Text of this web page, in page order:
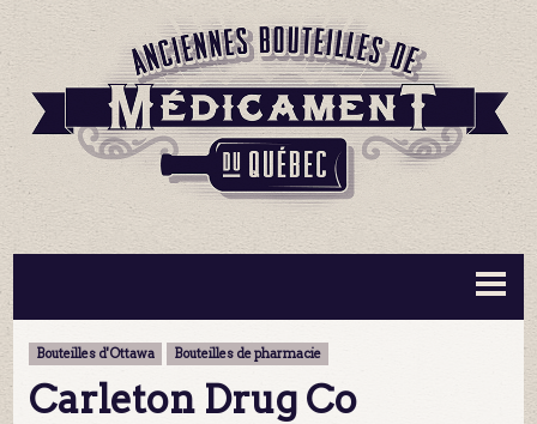
BOUTEILLES ▼
INFORMATION ▼
MA COLLECTION
CONTACT
Bouteilles d'Ottawa Bouteilles de pharmacie
Carleton Drug Co